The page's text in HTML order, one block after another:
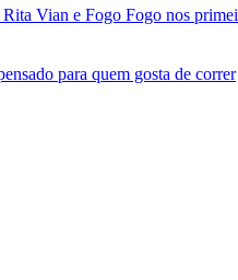
Vian e Fogo Fogo nos
para quem gosta de correr